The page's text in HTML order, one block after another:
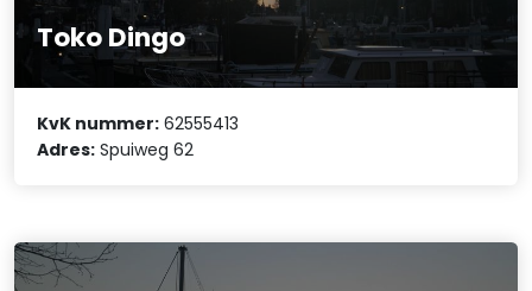
Toko Dingo
KvK nummer: 62555413
Adres: Spuiweg 62